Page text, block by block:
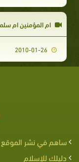
ام المؤمنين ام
ساهم في نشر الموقع
دليلك للإسلام